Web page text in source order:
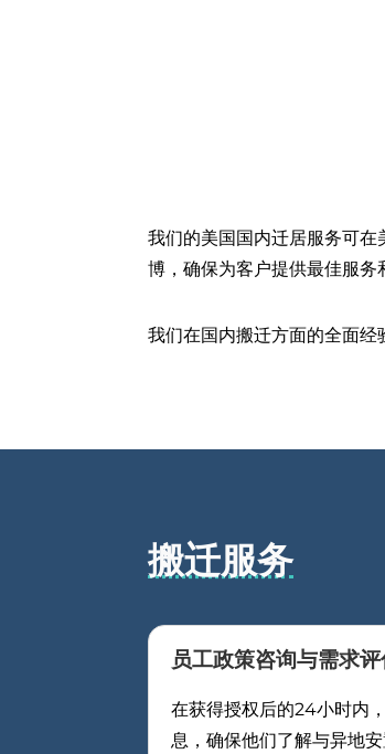
我们的美国国内迁居服务可
博，确保为客户提供最佳服务
我们在国内搬迁方面的全面经
搬迁服务
员工政策咨询与需求
在获得授权后的24小时内
息，确保他们了解与异地